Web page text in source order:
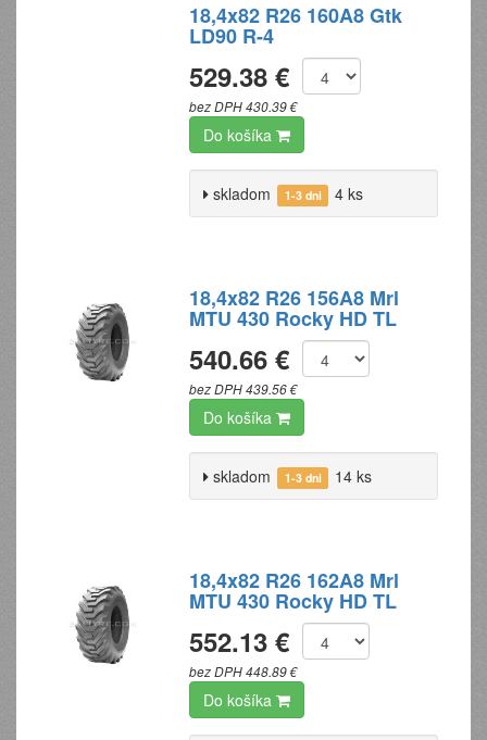
18,4x82 R26 160A8 Gtk
LD90 R-4
529.38 €
bez DPH 430.39 €
Do košíka
skladom 1-3 dni 4 ks
18,4x82 R26 156A8 Mrl
MTU 430 Rocky HD TL
540.66 €
bez DPH 439.56 €
Do košíka
skladom 1-3 dni 14 ks
18,4x82 R26 162A8 Mrl
MTU 430 Rocky HD TL
552.13 €
bez DPH 448.89 €
Do košíka